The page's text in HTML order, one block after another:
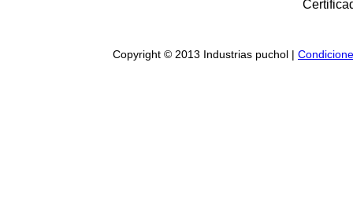
Copyright © 2013 Industrias puchol |